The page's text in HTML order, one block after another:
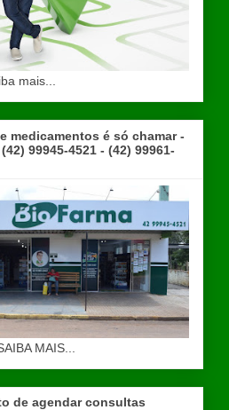
mais...
medicamentos é só chamar -
99945-4521 - (42) 99961-
MAIS...
de agendar consultas